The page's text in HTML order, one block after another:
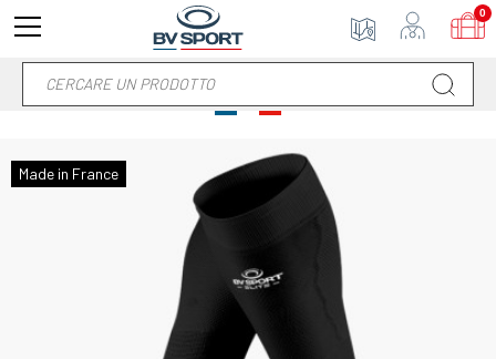
Made in France
0